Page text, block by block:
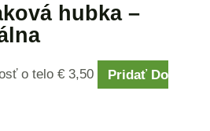
hubka –
o telo€ 3,50
Pridať Do